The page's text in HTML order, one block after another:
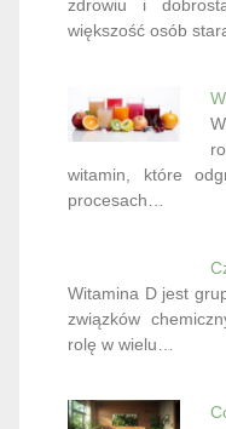
zdrowiu i
większość osób
witamin, które
procesach…
Witamina D jest
związków
rolę w wielu…